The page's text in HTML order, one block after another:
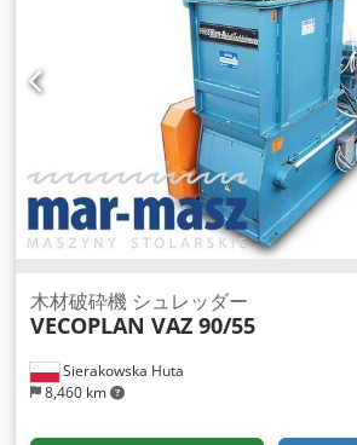
Sierakowska Huta
8,460 km
木材破砕機 シュレッダー
VECOPLAN VAZ 90/55